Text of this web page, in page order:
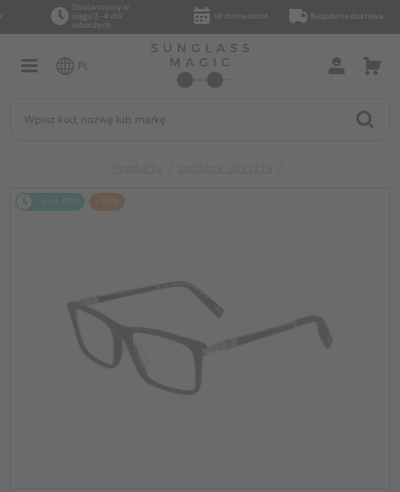
Dostarczymy w
ciągu 2–4 dni
roboczych
14 dni na zwrot Bezpłatna dostawa
PL
2-4 DNI -10%